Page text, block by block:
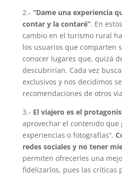
2.- “Dame una experiencia
contar y la contaré”. En
cambio en el turismo rural
los usuarios que comparten
conocer lugares que, quizá
descubrirían. Cada vez
exclusivos y nos decidimos
recomendaciones de otros
3.- El viajero es el
aprovechar el contenido que
experiencias o fotografías”.
redes sociales y no tener
permiten ofrecerles una
fidelizarlos, pues las críticas